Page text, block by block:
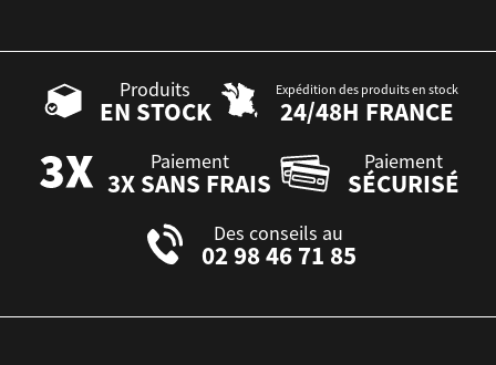
Produits
EN STOCK
Expédition des produits en stock
24/48H FRANCE
Paiement
3X SANS FRAIS
Paiement
SÉCURISÉ
Des conseils au
02 98 46 71 85